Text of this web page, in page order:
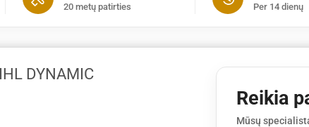
(geltoni)
20 metų patirties Per 14 dienų
DYNAMIC
Reikia
Mūsų